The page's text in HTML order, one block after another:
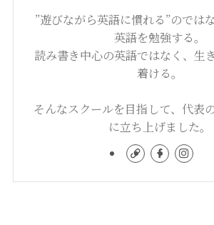
”遊びながら英語に慣れる”のでは
英語を勉強する。
読み書き中心の英語ではなく、生
着ける。
そんなスクールを目指して、代表
に立ち上げました。